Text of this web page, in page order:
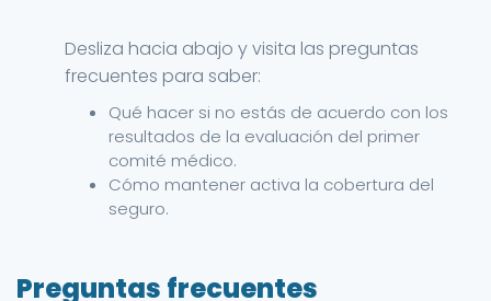
Desliza hacia abajo y visita las preguntas
frecuentes para saber:
Qué hacer si no estás de acuerdo con los
resultados de la evaluación del primer
comité médico.
Cómo mantener activa la cobertura del
seguro.
Preguntas frecuentes